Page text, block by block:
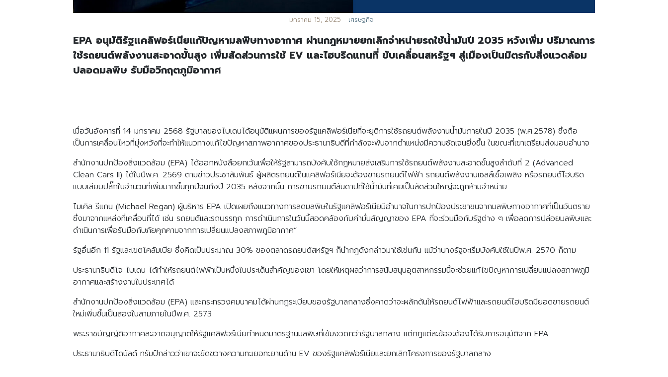
มกราคม 15, 2025 เศรษฐกิจ
EPA อนุมัติรัฐแคลิฟอร์เนียแก้ปัญหามลพิษทางอากาศ ผ่านกฎหมายยกเลิกจำหน่ายรถใช้น้ำมันปี 2035 หวังเพิ่ม ปริมาณการ
ใช้รถยนต์พลังงานสะอาดขั้นสูง เพิ่มสัดส่วนการใช้ EV และไฮบริดแทนที่ ขับเคลื่อนสหรัฐฯ สู่เมืองเป็นมิตรกับสิ่งแวดล้อม
ปลอดมลพิษ รับมือวิกฤตภูมิอากาศ
เมื่อวันอังคารที่ 14 มกราคม 2568 รัฐบาลของไบเดนได้อนุมัติแผนการของรัฐแคลิฟอร์เนียที่จะยุติการใช้รถยนต์พลังงานน้ำมันภายในปี 2035 (พ.ศ.2578) ซึ่งถือ
เป็นการเคลื่อนไหวที่มุ่งหวังที่จะทำให้แนวทางแก้ไขปัญหาสภาพอากาศของประธานาธิบดีที่กำลังจะพ้นจากตำแหน่งมีความชัดเจนยิ่งขึ้น ในขณะที่เขาเตรียมส่งมอบอำนาจ
สำนักงานปกป้องสิ่งแวดล้อม (EPA) ได้ออกหนังสือยกเว้นเพื่อให้รัฐสามารถบังคับใช้กฎหมายส่งเสริมการใช้รถยนต์พลังงานสะอาดขั้นสูงลำดับที่ 2 (Advanced
Clean Cars II) ได้ในปีพ.ศ. 2569 ตามข่าวประชาสัมพันธ์ ผู้ผลิตรถยนต์ในแคลิฟอร์เนียจะต้องขายรถยนต์ไฟฟ้า รถยนต์พลังงานเซลล์เชื้อเพลิง หรือรถยนต์ไฮบริด
แบบเสียบปลั๊กในจำนวนที่เพิ่มมากขึ้นทุกปีจนถึงปี 2035 หลังจากนั้น การขายรถยนต์สันดาปที่ใช้น้ำมันที่เคยเป็นสัดส่วนใหญ่จะถูกห้ามจำหน่าย
ไมเคิล รีแกน (Michael Regan) ผู้บริหาร EPA เปิดเผยถึงแนวทางการลดมลพิษในรัฐแคลิฟอร์เนียมีอำนาจในการปกป้องประชาชนจากมลพิษทางอากาศที่เป็นอันตราย
ซึ่งมาจากแหล่งที่เคลื่อนที่ได้ เช่น รถยนต์และรถบรรทุก การดำเนินการในวันนี้สอดคล้องกับคำมั่นสัญญาของ EPA ที่จะร่วมมือกับรัฐต่าง ๆ เพื่อลดการปล่อยมลพิษและ
ดำเนินการเพื่อรับมือกับภัยคุกคามจากการเปลี่ยนแปลงสภาพภูมิอากาศ”
รัฐอื่นอีก 11 รัฐและเขตโคลัมเบีย ซึ่งคิดเป็นประมาณ 30% ของตลาดรถยนต์สหรัฐฯ ก็นำกฎดังกล่าวมาใช้เช่นกัน แม้ว่าบางรัฐจะเริ่มบังคับใช้ในปีพ.ศ. 2570 ก็ตาม
ประธานาธิบดีโจ ไบเดน ได้ทำให้รถยนต์ไฟฟ้าเป็นหนึ่งในประเด็นสำคัญของเขา โดยให้เหตุผลว่าการสนับสนุนอุตสาหกรรมนี้จะช่วยแก้ไขปัญหาการเปลี่ยนแปลงสภาพภูมิ
อากาศและสร้างงานในประเทศได้
สำนักงานปกป้องสิ่งแวดล้อม (EPA) และกระทรวงคมนาคมได้ผ่านกฎระเบียบของรัฐบาลกลางซึ่งคาดว่าจะผลักดันให้รถยนต์ไฟฟ้าและรถยนต์ไฮบริดมียอดขายรถยนต์
ใหม่เพิ่มขึ้นเป็นสองในสามภายในปีพ.ศ. 2573
พระราชบัญญัติอากาศสะอาดอนุญาตให้รัฐแคลิฟอร์เนียกำหนดมาตรฐานมลพิษที่เข้มงวดกว่ารัฐบาลกลาง แต่กฎแต่ละข้อจะต้องได้รับการอนุมัติจาก EPA
ประธานาธิบดีโดนัลด์ ทรัมป์กล่าวว่าเขาจะขัดขวางความทะเยอทะยานด้าน EV ของรัฐแคลิฟอร์เนียและยกเลิกโครงการของรัฐบาลกลาง